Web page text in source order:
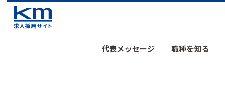
代表メッセージ 職種を知る